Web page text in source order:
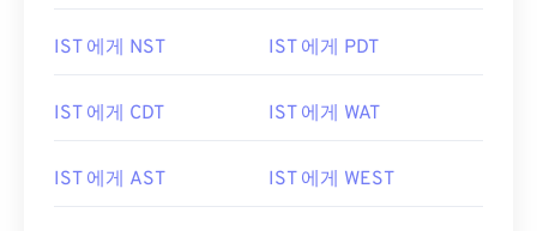
IST 에게 NST IST 에게 PDT
IST 에게 CDT IST 에게 WAT
IST 에게 AST IST 에게 WEST